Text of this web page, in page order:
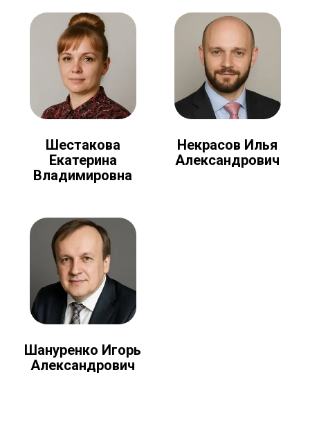
Шестакова
Екатерина
Владимировна
Некрасов Илья
Александрович
Шануренко Игорь
Александрович